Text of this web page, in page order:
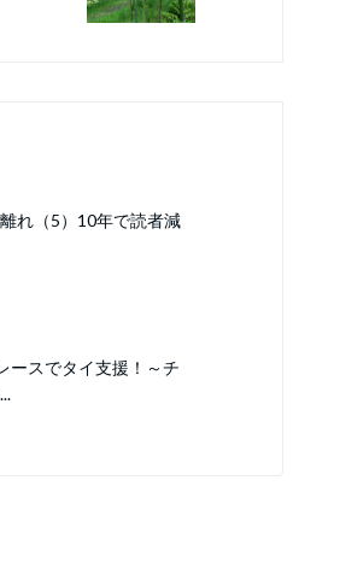
れ（5）10年で読者減
スでタイ支援！～チ